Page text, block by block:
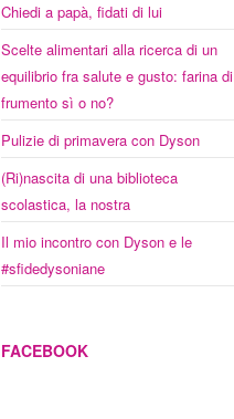
Chiedi a papà, fidati di lui
Scelte alimentari alla ricerca di un
equilibrio fra salute e gusto: farina di
frumento sì o no?
Pulizie di primavera con Dyson
(Ri)nascita di una biblioteca
scolastica, la nostra
Il mio incontro con Dyson e le
#sfidedysoniane
FACEBOOK